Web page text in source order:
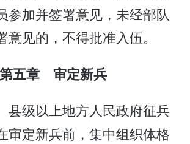
参加并签署意见，未经部队
意见的，不得批准入伍。
第五章 审定新兵
县级以上地方人民政府征兵
审定新兵前，集中组织体格